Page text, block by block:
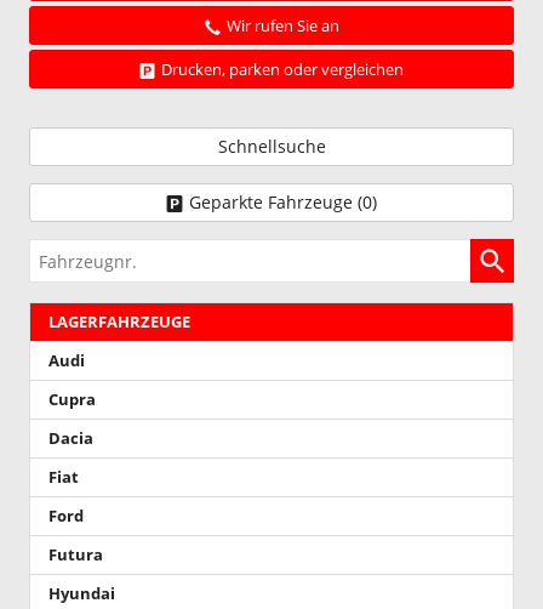
Wir rufen Sie an
Drucken, parken oder vergleichen
Schnellsuche
Geparkte Fahrzeuge (0)
Fahrzeugnr.
LAGERFAHRZEUGE
Audi
Cupra
Dacia
Fiat
Ford
Futura
Hyundai